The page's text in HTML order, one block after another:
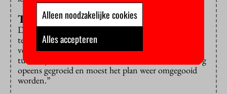
Teveel gegroeid
Door de lange projecttijd liepen verhuiscommissies
telkens tegen nieuwe problemen aan. “Doordat het
verhuisproces zolang duurde, veranderde er in de
tussentijd weer van alles. Dan was er weer een afdeling
opeens gegroeid en moest het plan weer omgegooid
worden.”
Alleen noodzakelijke cookies
Alles accepteren